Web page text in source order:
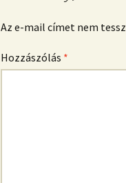
Az e-mail címet nem
Hozzászólás *